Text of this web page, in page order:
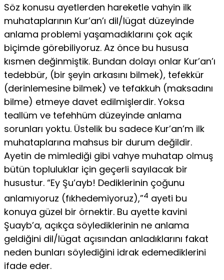
Söz konusu ayetlerden hareketle vahyin ilk
muhataplarının Kur’an’ı dil/lügat düzeyinde
anlama problemi yaşamadıkları­nı çok açık
biçimde görebiliyoruz. Az önce bu hususa
kısmen değinmiştik. Bundan dolayı onlar Kur’an’ı
tedebbür, (bir şeyin arkasını bilmek), tefekkür
(derinlemesine bilmek) ve tefakkuh (maksadını
bilme) etmeye davet edilmişlerdir. Yoksa
teallüm ve tefehhüm düzeyinde anlama
sorunları yoktu. Üstelik bu sa­dece Kur’an’m ilk
muhataplarına mahsus bir durum değildir.
Ayetin de mimlediği gibi vahye muhatap olmuş
bütün toplu­luklar için geçerli sayılacak bir
husustur. “Ey Şu’ayb! Dedikleri­nin çoğunu
anlamıyoruz (fıkhedemiyoruz),”4 ayeti bu
konuya güzel bir örnektir. Bu ayette kavini
Şuayb’a, açıkça söyledikle­rinin ne anlama
geldiğini dil/lügat açısından anladıklarını fakat
neden bunları söylediğini idrak edemediklerini
ifade eder.